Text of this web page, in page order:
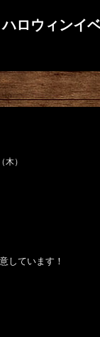
ロウィンイ
）
しています！